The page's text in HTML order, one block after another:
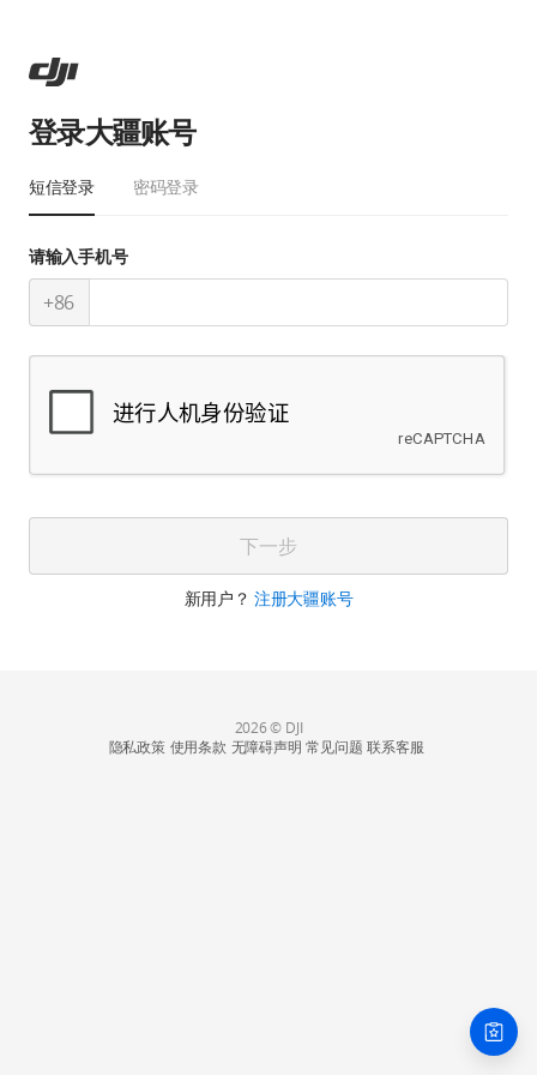
登录大疆账号
短信登录 密码登录
请输入手机号
+86
下一步
新用户？注册大疆账号
2026 © DJI
隐私政策 使用条款 无障碍声明 常见问题 联系客服